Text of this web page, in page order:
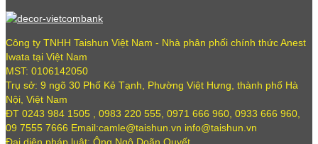
Công ty TNHH Taishun Việt Nam - Nhà phân phối chính thức Anest
Iwata tại Việt Nam
MST: 0106142050
Trụ sở: 9 ngõ 30 Phố Kẻ Tạnh, Phường Việt Hưng, thành phố Hà
Nội, Việt Nam
ĐT 0243 984 1505 , 0983 220 555, 0971 666 960, 0933 666 960,
09 7555 7666 Email:camle@taishun.vn info@taishun.vn